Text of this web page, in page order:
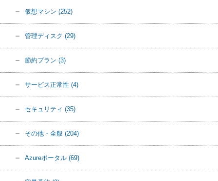
仮想マシン (252)
管理ディスク (29)
節約プラン (3)
サービス正常性 (4)
セキュリティ (35)
その他・全般 (204)
Azureポータル (69)